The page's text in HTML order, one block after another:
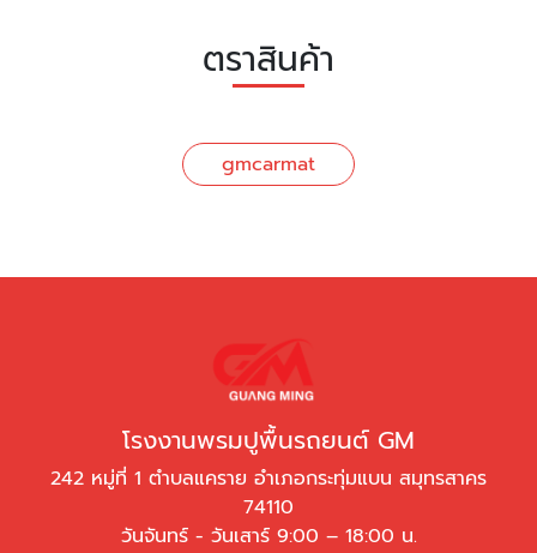
ตราสินค้า
gmcarmat
โรงงานพรมปูพื้นรถยนต์ GM
242 หมู่ที่ 1 ตำบลแคราย อำเภอกระทุ่มแบน สมุทรสาคร
74110
วันจันทร์ - วันเสาร์ 9:00 – 18:00 น.